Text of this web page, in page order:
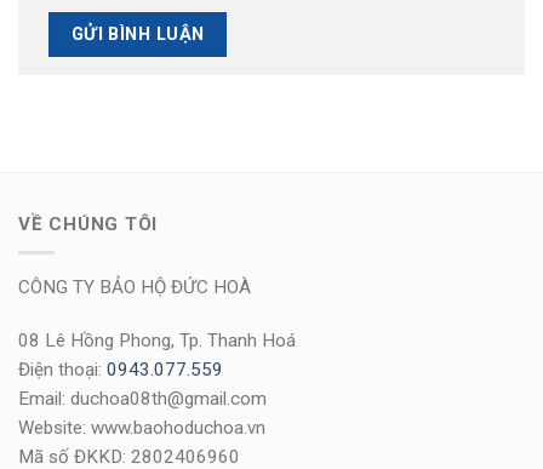
VỀ CHÚNG TÔI
CÔNG TY BẢO HỘ ĐỨC HOÀ
08 Lê Hồng Phong, Tp. Thanh Hoá
Điện thoại: 0943.077.559
Email: duchoa08th@gmail.com
Website: www.baohoduchoa.vn
Mã số ĐKKD: 2802406960